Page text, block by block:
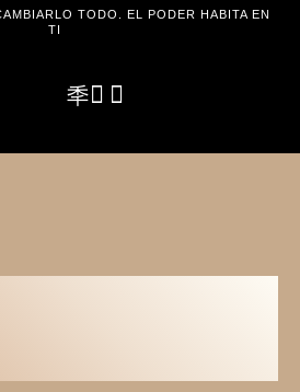
TODO. EL PODER HABITA EN
TI